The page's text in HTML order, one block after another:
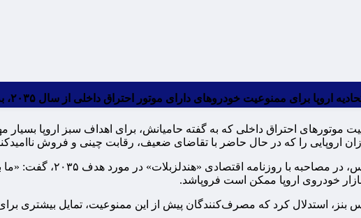
دارای موتور احتراق داخلی از سال ۲۰۳۵، به شدت انتقاد کرد و به جمع کسانی پیوست که این هدف را زیر سوال می‌برند.
موتورهای احتراق داخلی که به گفته حامیانش، برای اهداف سبز اروپا
اروپایی را که در حال حاضر با تقاضای ضعیف، رقابت چینی و فروش
«اولا کلنیوس»،
خودروی اروپا ممکن است فروپاشد.
استدلال کرد که مصرف‌کنندگان پیش از این ممنوعیت، تمایل بیشتری برای